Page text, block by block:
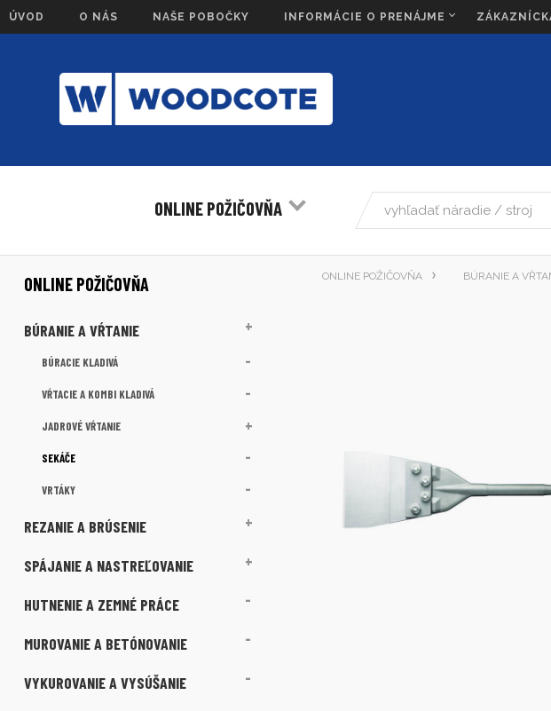
ÚVOD O NÁS NAŠE POBOČKY INFORMÁCIE O PRENÁJME
ONLINE POŽIČOVŇA
ONLINE POŽIČOVŇA
BÚRANIE A VŔTANIE
BÚRACIE KLADIVÁ
VŔTACIE A KOMBI KLADIVÁ
JADROVÉ VŔTANIE
SEKÁČE
VRTÁKY
REZANIE A BRÚSENIE
SPÁJANIE A NASTREĽOVANIE
HUTNENIE A ZEMNÉ PRÁCE
MUROVANIE A BETÓNOVANIE
VYKUROVANIE A VYSÚŠANIE
ONLINE POŽIČOVŇA BÚRANIE A